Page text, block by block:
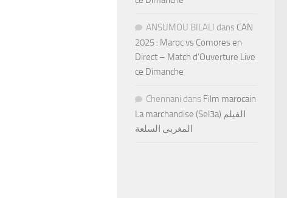
ANSUMOU BILALI dans CAN
2025 : Maroc vs Comores en
Direct – Match d’Ouverture Live
ce Dimanche
Chennani dans Film marocain
La marchandise (Sel3a) الفيلم
المغربي السلعة